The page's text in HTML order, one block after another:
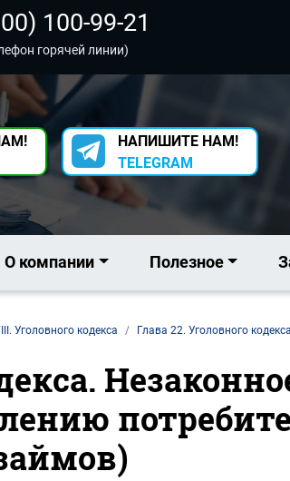
100-99-21
горячей линии)
НАПИШИТЕ НАМ!
TELEGRAM
О компании Полезное
Уголовного кодекса Глава 22. Уголовного кодекса